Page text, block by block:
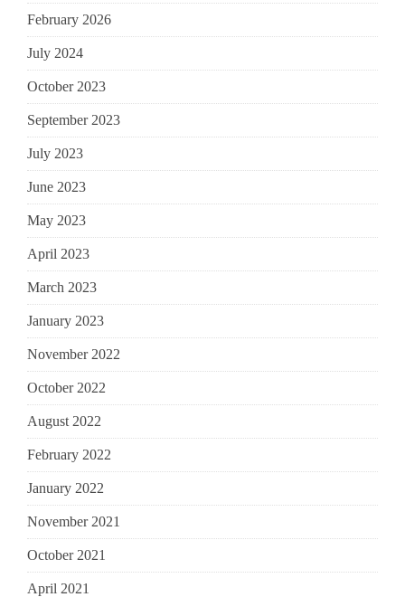
February 2026
July 2024
October 2023
September 2023
July 2023
June 2023
May 2023
April 2023
March 2023
January 2023
November 2022
October 2022
August 2022
February 2022
January 2022
November 2021
October 2021
April 2021